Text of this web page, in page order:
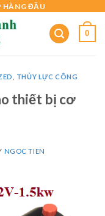
HÀNG ĐẦU
0
THỦY LỰC CÔNG
thiết bị cơ
NGOC TIEN